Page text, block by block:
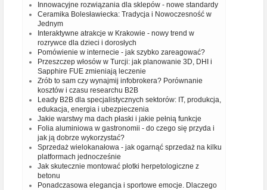
Innowacyjne rozwiązania dla sklepów - nowe standardy
Ceramika Bolesławiecka: Tradycja i Nowoczesność w
Jednym
Interaktywne atrakcje w Krakowie - nowy trend w
rozrywce dla dzieci i dorosłych
Pomówienie w internecie - jak szybko zareagować?
Przeszczep włosów w Turcji: jak planowanie 3D, DHI i
Sapphire FUE zmieniają leczenie
Zrób to sam czy wynajmij infobrokera? Porównanie
kosztów i czasu researchu B2B
Leady B2B dla specjalistycznych sektorów: IT, produkcja,
edukacja, energia i ubezpieczenia
Jakie warstwy ma dach płaski i jakie pełnią funkcje
Folia aluminiowa w gastronomii - do czego się przyda i
jak ją dobrze wykorzystać?
Sprzedaż wielokanałowa - jak ogarnąć sprzedaż na kilku
platformach jednocześnie
Jak skutecznie montować płotki herpetologiczne z
betonu
Ponadczasowa elegancja i sportowe emocje. Dlaczego